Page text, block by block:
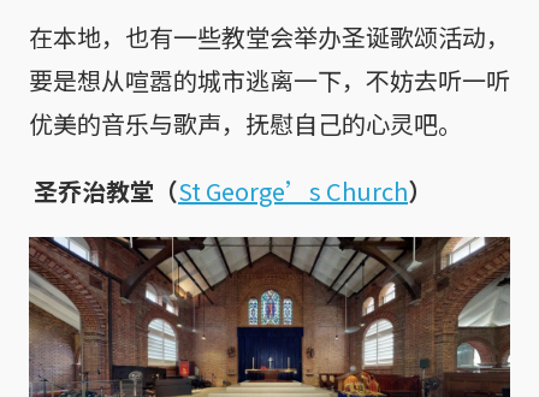
在本地，也有一些教堂会举办圣诞歌颂活动，
要是想从喧嚣的城市逃离一下，不妨去听一听
优美的音乐与歌声，抚慰自己的心灵吧。
圣乔治教堂（St George’s Church）